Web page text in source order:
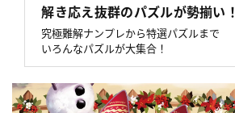
解き応え抜群のパズルが勢揃い！
究極難解ナンプレから特選パズルまで
いろんなパズルが大集合！